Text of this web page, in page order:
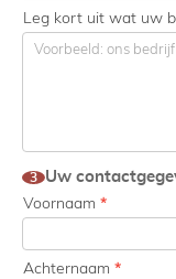
Leg kort uit wat uw
3 Uw
Voornaam *
Achternaam *